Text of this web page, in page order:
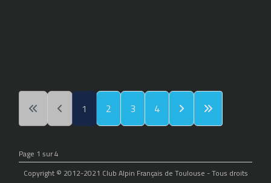
1 2 3 4
Page 1 sur 4
Copyright © 2012-2021 Club Alpin Français de Toulouse - Tous droits